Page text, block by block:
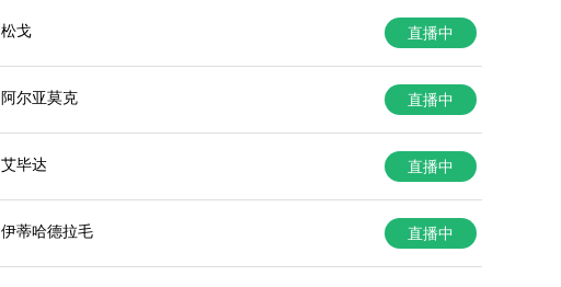
松戈 直播中
阿尔亚莫克 直播中
艾毕达 直播中
伊蒂哈德拉毛 直播中